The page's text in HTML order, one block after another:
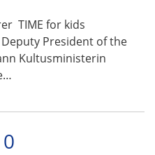
TIME for kids
President of the
Kultusministerin